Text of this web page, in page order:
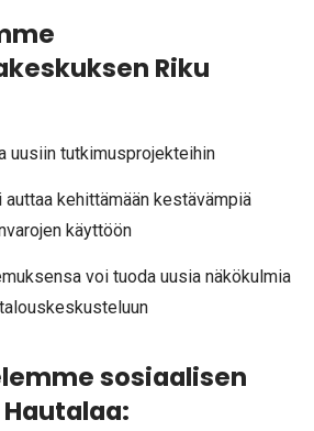
Riku
uusiin tutkimusprojekteihin
auttaa kehittämään kestävämpiä
käyttöön
voi tuoda uusia näkökulmia
sosiaalisen